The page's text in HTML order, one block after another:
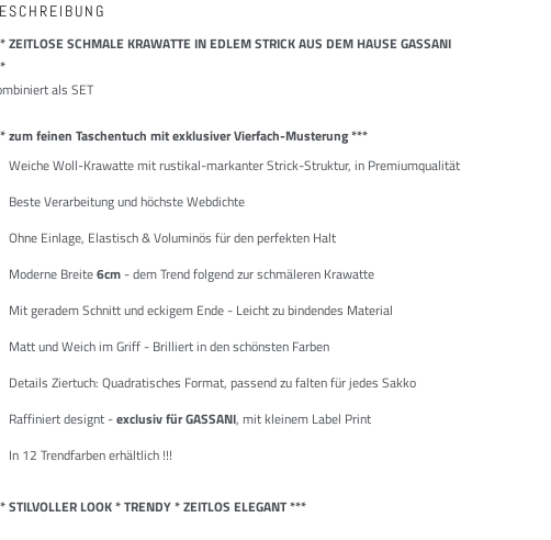
ZEITLOSE SCHMALE KRAWATTE IN EDLEM STRICK AUS DEM HAUSE GASSANI
als SET
zum feinen Taschentuch mit exklusiver Vierfach-Musterung ***
Weiche Woll-Krawatte mit rustikal-markanter Strick-Struktur, in Premiumqualität
Beste Verarbeitung und höchste Webdichte
Ohne Einlage, Elastisch & Voluminös für den perfekten Halt
Moderne Breite6cm- dem Trend folgend zur schmäleren Krawatte
Mit geradem Schnitt und eckigem Ende - Leicht zu bindendes Material
Matt und Weich im Griff - Brilliert in den schönsten Farben
Details Ziertuch: Quadratisches Format, passend zu falten für jedes Sakko
Raffiniert designt -exclusiv fürGASSANI, mit kleinem Label Print
In 12 Trendfarben erhältlich !!!
STILVOLLER LOOK * TRENDY * ZEITLOS ELEGANT ***